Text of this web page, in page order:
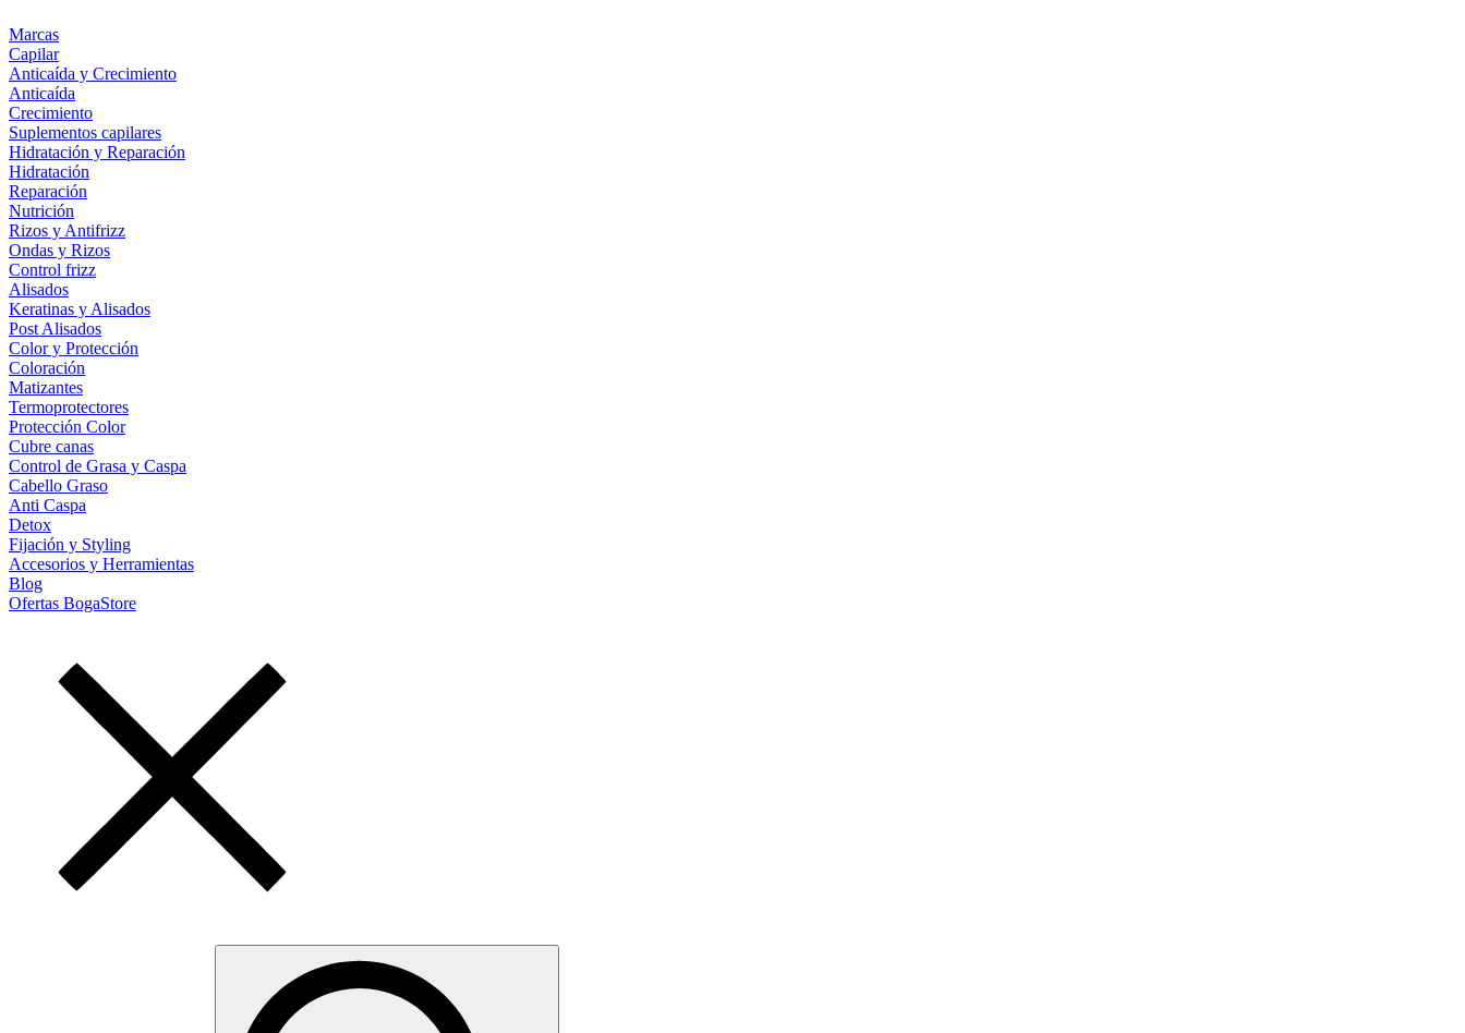
Marcas
Capilar
Anticaída y Crecimiento
Anticaída
Crecimiento
Suplementos capilares
Hidratación y Reparación
Hidratación
Reparación
Nutrición
Rizos y Antifrizz
Ondas y Rizos
Control frizz
Alisados
Keratinas y Alisados
Post Alisados
Color y Protección
Coloración
Matizantes
Termoprotectores
Protección Color
Cubre canas
Control de Grasa y Caspa
Cabello Graso
Anti Caspa
Detox
Fijación y Styling
Accesorios y Herramientas
Blog
Ofertas BogaStore